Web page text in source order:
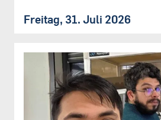
Freitag, 31. Juli 2026